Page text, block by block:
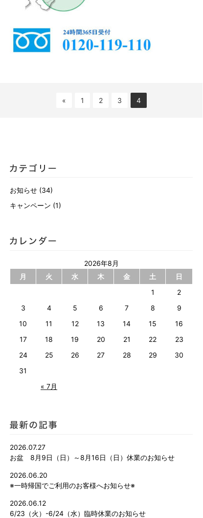
« 1 2 3 4
お知らせ (34)
キャンペーン (1)
2026年8月
月
火 水 木 金 土 日
« 7月
1
2
3
4 5 6 7 8
9
10
11 12 13 14 15
16
17
18 19 20 21 22
23
24
25 26 27 28 29
30
31
2026.07.27
お盆 8月9日（日）～8月16日（日）休業のお知らせ
2026.06.20
※一時帰国でご利用のお客様へお知らせ※
2026.06.12
6/23（火）-6/24（水）臨時休業のお知らせ